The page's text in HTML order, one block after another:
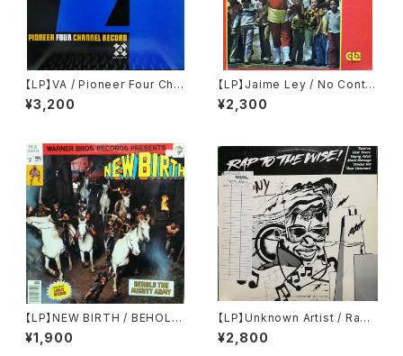
【LP】VA / Pioneer Four Cha
nnel Record
¥3,200
【LP】Jaime Ley / No Conta
ban Con Mi Astucia
¥2,300
【LP】NEW BIRTH / BEHOLD
THE MIGHTY ARMY
¥1,900
【LP】Unknown Artist / Rap
To The Wise!
¥2,800